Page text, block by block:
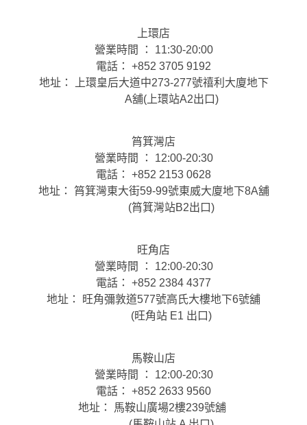
上環店
營業時間 ： 11:30-20:00
電話： +852 3705 9192
地址： 上環皇后大道中273-277號禧利大廈地下
A舖(上環站A2出口)
筲箕灣店
營業時間 ： 12:00-20:30
電話： +852 2153 0628
地址： 筲箕灣東大街59-99號東威大廈地下8A舖
(筲箕灣站B2出口)
旺角店
營業時間 ： 12:00-20:30
電話： +852 2384 4377
地址： 旺角彌敦道577號高氏大樓地下6號舖
(旺角站 E1 出口)
馬鞍山店
營業時間 ： 12:00-20:30
電話： +852 2633 9560
地址： 馬鞍山廣場2樓239號舖